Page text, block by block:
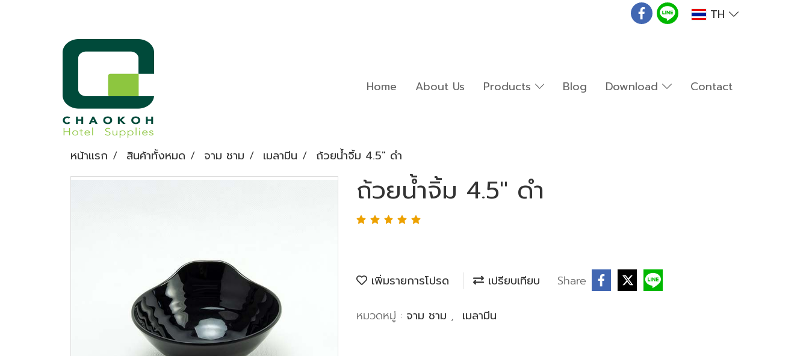
TH
Home About Us Products Blog Download Contact
หน้าแรก สินค้าทั้งหมด จาม ชาม เมลามีน ถ้วยน้ำจิ้ม 4.5" ดำ
ถ้วยน้ำจิ้ม 4.5" ดำ
เพิ่มรายการโปรด เปรียบเทียบ Share
หมวดหมู่ : จาม ชาม , เมลามีน